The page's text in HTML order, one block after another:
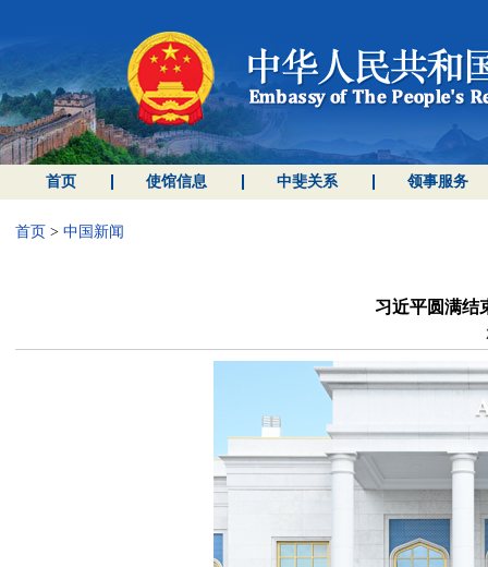
首页 使馆信息 中斐关系 领事服务
首页 > 中国新闻
习近平圆满结